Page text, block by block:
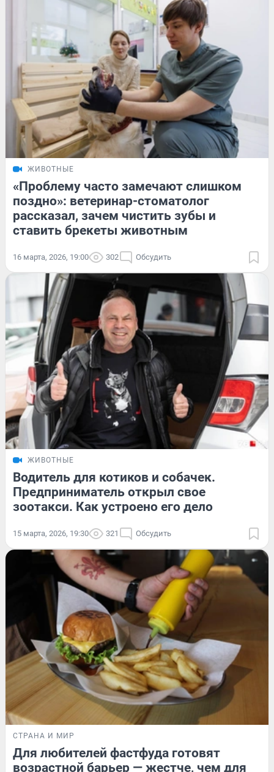
ЖИВОТНЫЕ
«Проблему часто замечают слишком
поздно»: ветеринар-стоматолог
рассказал, зачем чистить зубы и
ставить брекеты животным
16 марта, 2026, 19:00 302 Обсудить
ЖИВОТНЫЕ
Водитель для котиков и собачек.
Предприниматель открыл свое
зоотакси. Как устроено его дело
15 марта, 2026, 19:30 321 Обсудить
СТРАНА И МИР
Для любителей фастфуда готовят
возрастной барьер — жестче, чем для